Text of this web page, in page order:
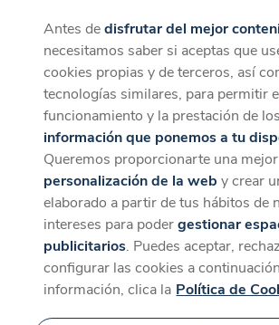
CaixaForum+
La mejor experiencia desde la
Antes dedisfrutar del mejor
necesitamos saber si aceptas que
cookies propias y de terceros, así
tecnologías similares, para permitir
funcionamiento y la prestación de
información que ponemos a tu
Queremos proporcionarte una mejor
personalización de la web y crear
elaborado a partir de tus hábitos de
intereses para podergestionar
publicitarios. Puedes aceptar,
configurar las cookies a
información, clica la Política de